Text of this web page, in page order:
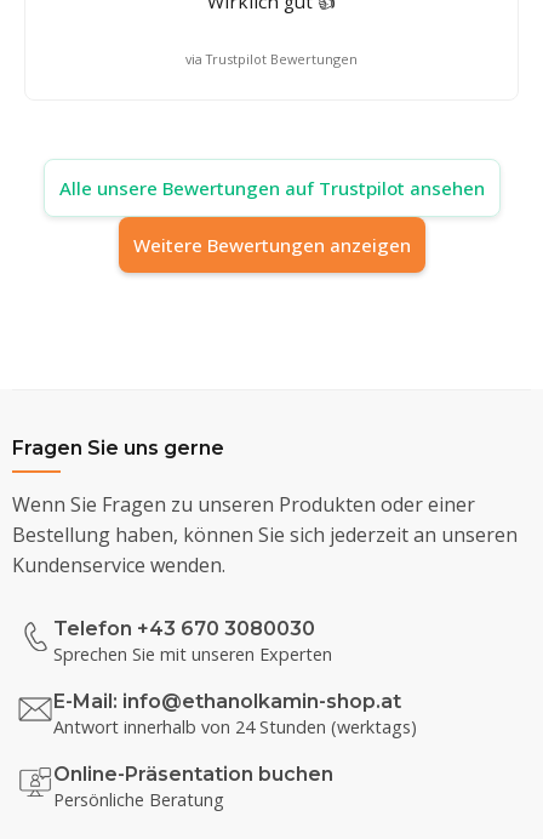
via Trustpilot Bewertungen
Alle unsere Bewertungen auf Trustpilot ansehen
Weitere Bewertungen anzeigen
Fragen Sie uns gerne
Wenn Sie Fragen zu unseren Produkten oder einer
Bestellung haben, können Sie sich jederzeit an unseren
Kundenservice wenden.
Telefon +43 670 3080030
Sprechen Sie mit unseren Experten
E-Mail: info@ethanolkamin-shop.at
Antwort innerhalb von 24 Stunden (werktags)
Online-Präsentation buchen
Persönliche Beratung